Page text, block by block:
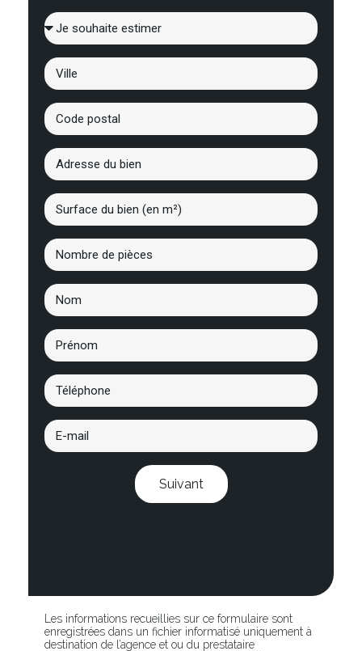
Suivant
Les informations recueillies sur ce formulaire sont
enregistrées dans un fichier informatisé uniquement à
destination de l’agence et ou du prestataire